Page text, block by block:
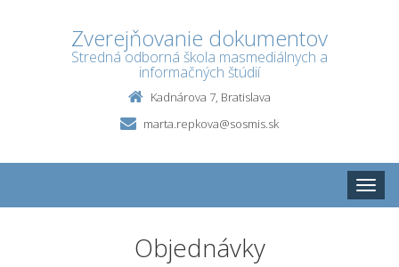
Zverejňovanie dokumentov
Stredná odborná škola masmediálnych a
informačných štúdií
Kadnárova 7, Bratislava
marta.repkova@sosmis.sk
Toggle
Objednávky